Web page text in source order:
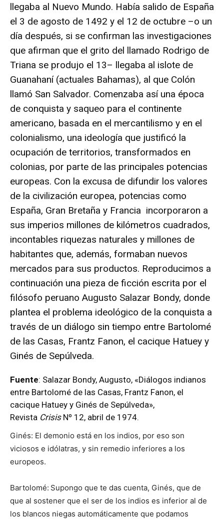
llegaba al Nuevo Mundo. Había salido de España
el 3 de agosto de 1492 y el 12 de octubre –o un
día después, si se confirman las investigaciones
que afirman que el grito del llamado Rodrigo de
Triana se produjo el 13– llegaba al islote de
Guanahaní (actuales Bahamas), al que Colón
llamó San Salvador. Comenzaba así una época
de conquista y saqueo para el continente
americano, basada en el mercantilismo y en el
colonialismo, una ideología que justificó la
ocupación de territorios, transformados en
colonias, por parte de las principales potencias
europeas. Con la excusa de difundir los valores
de la civilización europea, potencias como
España, Gran Bretaña y Francia incorporaron a
sus imperios millones de kilómetros cuadrados,
incontables riquezas naturales y millones de
habitantes que, además, formaban nuevos
mercados para sus productos. Reproducimos a
continuación una pieza de ficción escrita por el
filósofo peruano Augusto Salazar Bondy, donde
plantea el problema ideológico de la conquista a
través de un diálogo sin tiempo entre Bartolomé
de las Casas, Frantz Fanon, el cacique Hatuey y
Ginés de Sepúlveda.
Fuente: Salazar Bondy, Augusto, «Diálogos indianos
entre Bartolomé de las Casas, Frantz Fanon, el
cacique Hatuey y Ginés de Sepúlveda»,
Revista CrisisNº 12, abril de 1974.
Ginés: El demonio está en los indios, por eso son
viciosos e idólatras, y sin remedio inferiores a los
europeos.
Bartolomé: Supongo que te das cuenta, Ginés, que de
que al sostener que el ser de los indios es inferior al de
los blancos niegas automáticamente que podamos